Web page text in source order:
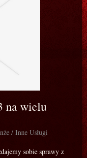
na wielu
/ Inne Usługi
sobie sprawy z